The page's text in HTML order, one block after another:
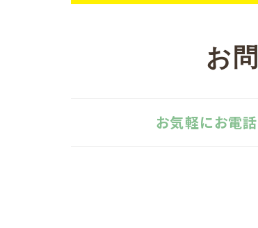
お
お気軽にお電